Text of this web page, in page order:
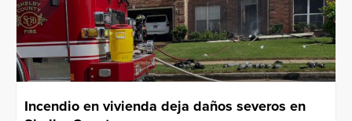
Incendio en vivienda deja daños severos en